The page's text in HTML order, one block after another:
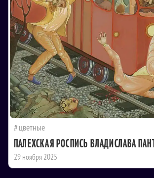
цветные
ПАЛЕХСКАЯ РОСПИСЬ ВЛАДИСЛАВА
29 ноября 2025